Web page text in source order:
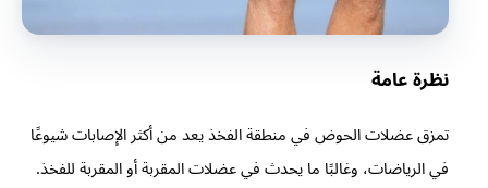
نظرة عامة
تمزق عضلات الحوض في منطقة الفخذ يعد من أكثر الإصابات شيوعًا
في الرياضات، وغالبًا ما يحدث في عضلات المقربة أو المقربة للفخذ.